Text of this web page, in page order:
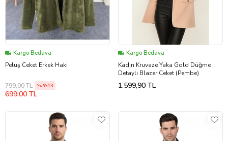
Kargo Bedava
Peluş Ceket Erkek Haki
799,00 TL %13
699,00 TL
Kargo Bedava
Kadın Kruvaze Yaka Gold Düğme
Detaylı Blazer Ceket (Pembe)
1.599,90 TL